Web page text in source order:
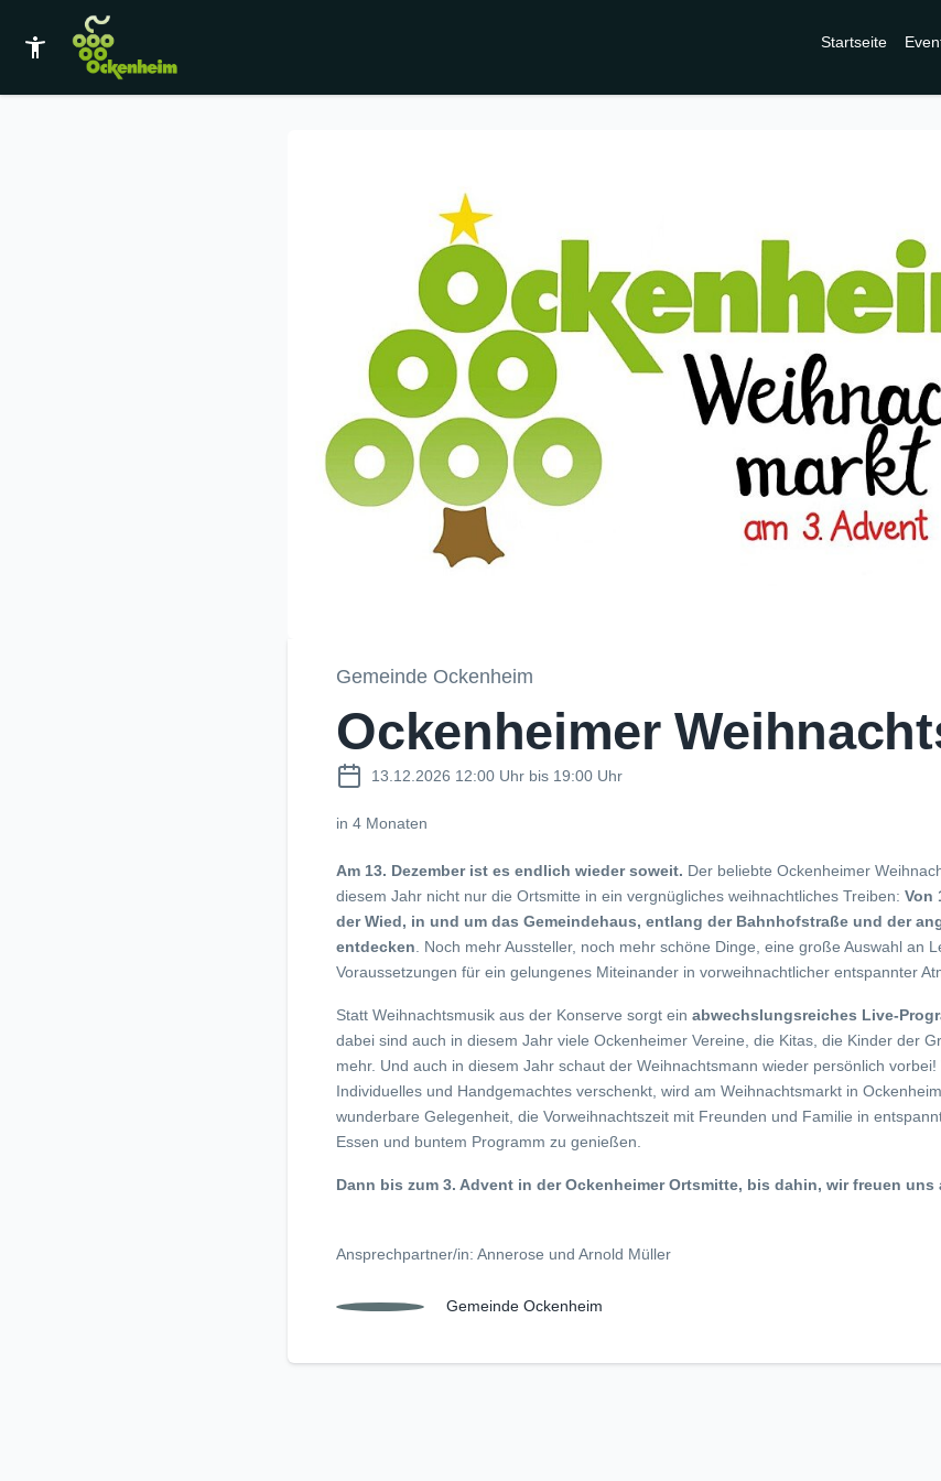
Startseite
Gemeinde Ockenheim
Ockenheimer
13.12.2026 12:00 Uhr bis 19:00 Uhr
in 4 Monaten
Am 13. Dezember ist es endlich wieder soweit. Der beliebte Ockenheimer
diesem Jahr nicht nur die Ortsmitte in ein vergnügliches weihnachtliches Treiben:Von
der Wied, in und um das Gemeindehaus, entlang der Bahnhofstraße und der
entdecken. Noch mehr Aussteller, noch mehr schöne Dinge, eine große Auswahl an
Voraussetzungen für ein gelungenes Miteinander in vorweihnachtlicher entspannter
Statt Weihnachtsmusik aus der Konserve sorgt einabwechslungsreiches Live-
dabei sind auch in diesem Jahr viele Ockenheimer Vereine, die Kitas, die Kinder der
mehr. Und auch in diesem Jahr schaut der Weihnachtsmann wieder persönlich
Individuelles und Handgemachtes verschenkt, wird am Weihnachtsmarkt in
wunderbare Gelegenheit, die Vorweihnachtszeit mit Freunden und Familie in
Essen und buntem Programm zu genießen.
Dann bis zum 3. Advent in der Ockenheimer Ortsmitte, bis dahin, wir freuen uns
Ansprechpartner/in: Annerose und Arnold Müller
Gemeinde Ockenheim